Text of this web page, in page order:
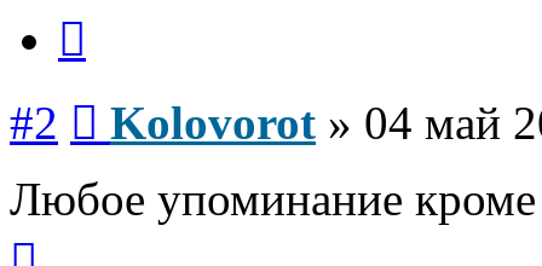
#2 Kolovorot » 04 май
Любое упоминание кроме